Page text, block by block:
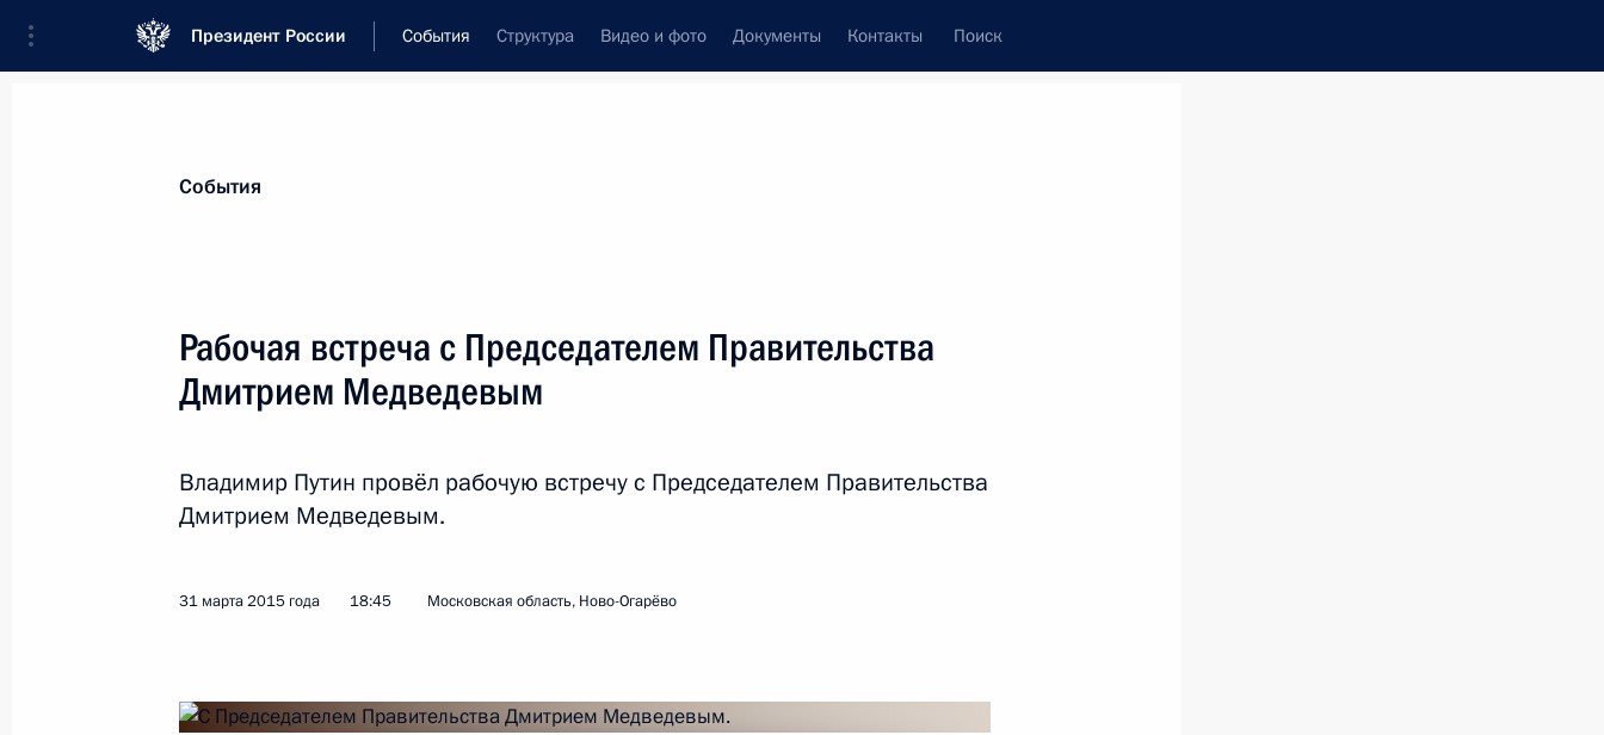
Президент России События Структура Видео и фото Документы Контакты Поиск
Новости
Встреча с главой МИД Китая Ван И
7 апреля 2015 года, 17:35
Подписан Указ о назначении начальника Главного управления
События
Рабочая встреча с Председателем Правительства
Дмитрием Медведевым
Владимир Путин провёл рабочую встречу с Председателем Правительства
Дмитрием Медведевым.
31 марта 2015 года 18:45 Московская область, Ново-Огарёво